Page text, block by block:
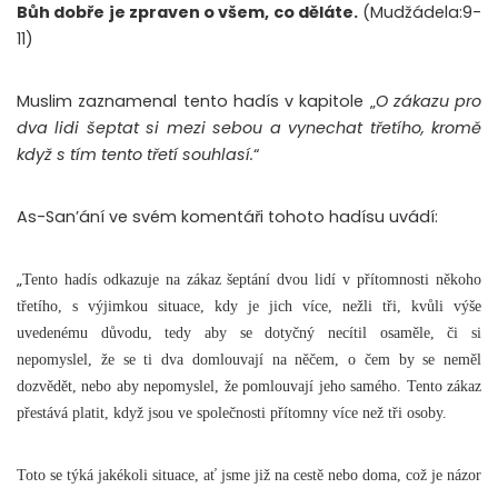
Bůh dobře je zpraven o všem, co děláte.(Mudžádela:9-
11)
Muslim zaznamenal tento hadís v kapitole „O zákazu pro
dva lidi šeptat si mezi sebou a vynechat třetího, kromě
když s tím tento třetí souhlasí.“
As-San’ání ve svém komentáři tohoto hadísu uvádí:
„Tento hadís odkazuje na zákaz šeptání dvou lidí v přítomnosti někoho
třetího, s výjimkou situace, kdy je jich více, nežli tři, kvůli výše
uvedenému důvodu, tedy aby se dotyčný necítil osaměle, či si
nepomyslel, že se ti dva domlouvají na něčem, o čem by se neměl
dozvědět, nebo aby nepomyslel, že pomlouvají jeho samého. Tento zákaz
přestává platit, když jsou ve společnosti přítomny více než tři osoby.
Toto se týká jakékoli situace, ať jsme již na cestě nebo doma, což je názor